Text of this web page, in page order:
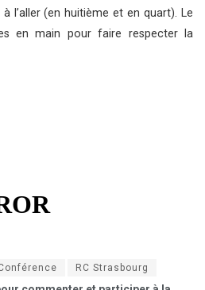
l’aller (en huitième et en quart). Le
en main pour faire respecter la
RC Strasbourg